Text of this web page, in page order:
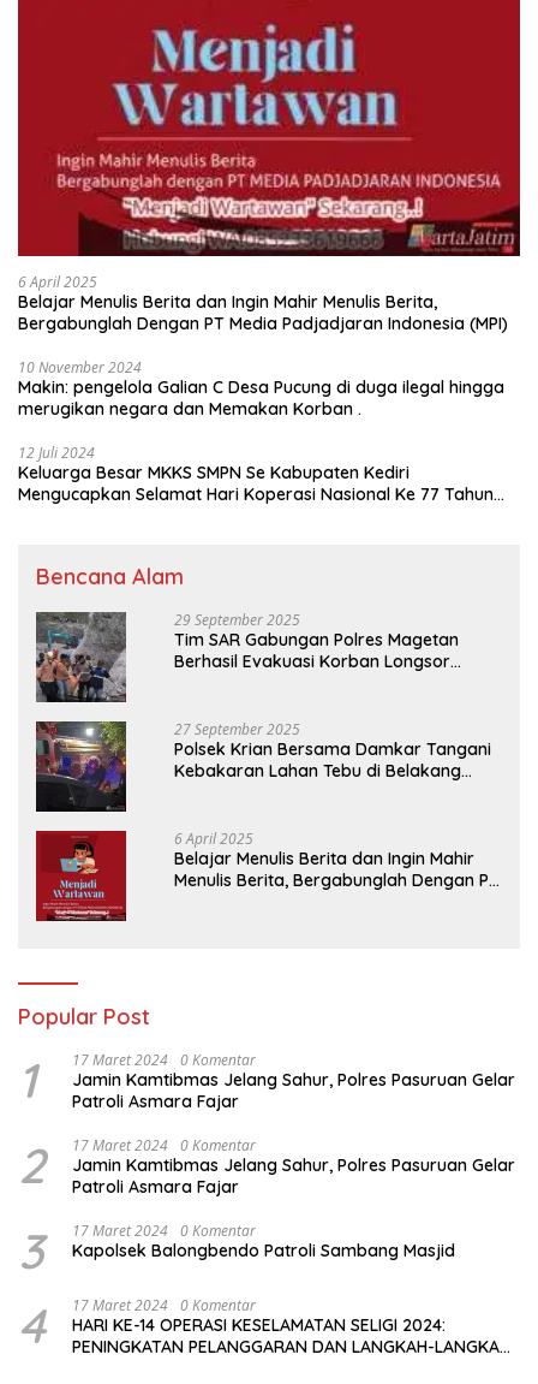
6 April 2025
Belajar Menulis Berita dan Ingin Mahir Menulis Berita,
Bergabunglah Dengan PT Media Padjadjaran Indonesia (MPI)
10 November 2024
Makin: pengelola Galian C Desa Pucung di duga ilegal hingga
merugikan negara dan Memakan Korban .
12 Juli 2024
Keluarga Besar MKKS SMPN Se Kabupaten Kediri
Mengucapkan Selamat Hari Koperasi Nasional Ke 77 Tahun
Bencana Alam
29 September 2025
Tim SAR Gabungan Polres Magetan
Berhasil Evakuasi Korban Longsor
27 September 2025
Polsek Krian Bersama Damkar Tangani
Kebakaran Lahan Tebu di Belakang
6 April 2025
Belajar Menulis Berita dan Ingin Mahir
Menulis Berita, Bergabunglah Dengan PT
Popular Post
1 17 Maret 2024 0 Komentar
Jamin Kamtibmas Jelang Sahur, Polres Pasuruan Gelar
Patroli Asmara Fajar
2 17 Maret 2024 0 Komentar
Jamin Kamtibmas Jelang Sahur, Polres Pasuruan Gelar
Patroli Asmara Fajar
3 17 Maret 2024 0 Komentar
Kapolsek Balongbendo Patroli Sambang Masjid
4 17 Maret 2024 0 Komentar
HARI KE-14 OPERASI KESELAMATAN SELIGI 2024:
PENINGKATAN PELANGGARAN DAN LANGKAH-LANGKAH